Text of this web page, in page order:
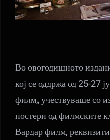
Во овогодишното
кој се оддржа од 25-27
филм„ учествуваше со
постери од филмските
Вардар филм,